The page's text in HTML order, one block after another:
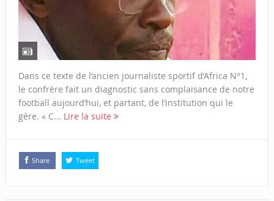
Dans ce texte de l’ancien journaliste sportif d’Africa N°1,
le confrère fait un diagnostic sans complaisance de notre
football aujourd’hui, et partant, de l’institution qui le
gère. « C... Lire la suite
Share Tweet